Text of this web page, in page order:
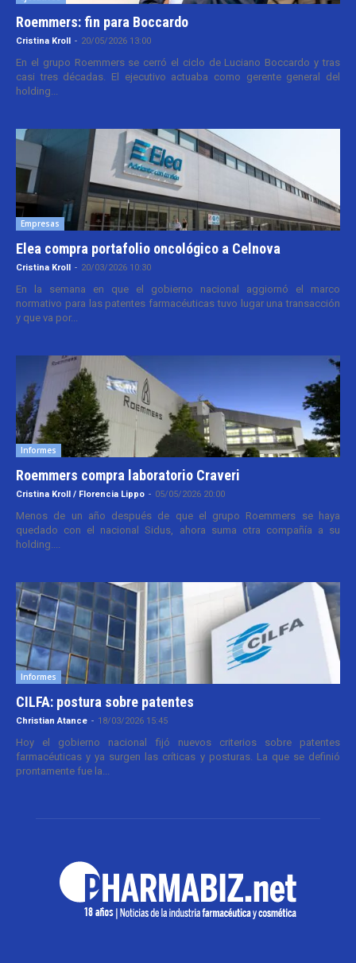
Roemmers: fin para Boccardo
Cristina Kroll - 20/05/2026 13:00
En el grupo Roemmers se cerró el ciclo de Luciano Boccardo y tras
casi tres décadas. El ejecutivo actuaba como gerente general del
holding...
Empresas
Elea compra portafolio oncológico a Celnova
Cristina Kroll - 20/03/2026 10:30
En la semana en que el gobierno nacional aggiornó el marco
normativo para las patentes farmacéuticas tuvo lugar una transacción
y que va por...
Informes
Roemmers compra laboratorio Craveri
Cristina Kroll / Florencia Lippo - 05/05/2026 20:00
Menos de un año después de que el grupo Roemmers se haya
quedado con el nacional Sidus, ahora suma otra compañía a su
holding....
Informes
CILFA: postura sobre patentes
Christian Atance - 18/03/2026 15:45
Hoy el gobierno nacional fijó nuevos criterios sobre patentes
farmacéuticas y ya surgen las críticas y posturas. La que se definió
prontamente fue la...